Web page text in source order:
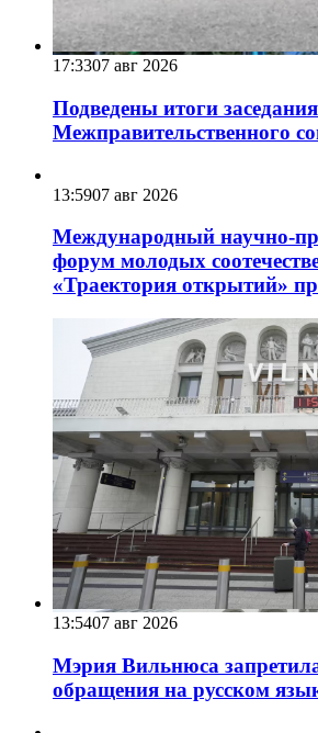
17:3307 авг 2026
Подведены итоги
Межправительственного
13:5907 авг 2026
Международный научно-
форум молодых
«Траектория открытий»
13:5407 авг 2026
Мэрия Вильнюса
обращения на русском